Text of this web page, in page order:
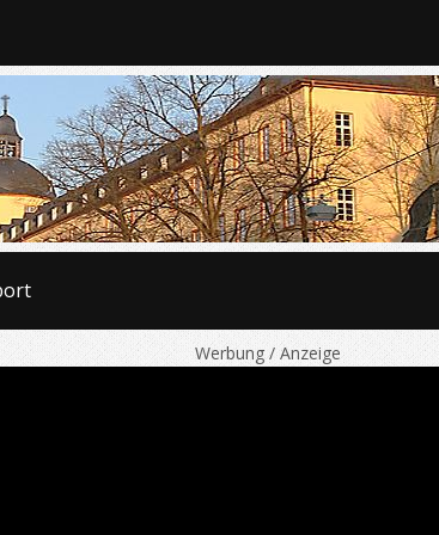
Werbung / Anzeige